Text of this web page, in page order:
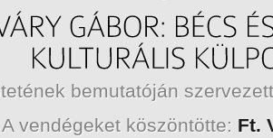
bemutatóján
A vendégeket köszöntötte: Ft.